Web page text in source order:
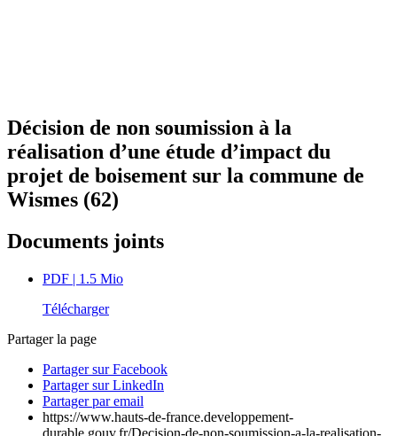
Décision de non soumission à la
réalisation d’une étude d’impact du
projet de boisement sur la commune de
Wismes (62)
Documents joints
PDF | 1.5 Mio
Télécharger
Partager la page
Partager sur Facebook
Partager sur LinkedIn
Partager par email
https://www.hauts-de-france.developpement-
durable.gouv.fr/Decision-de-non-soumission-a-la-realisation-